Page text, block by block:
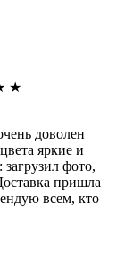
★
доволен
яркие и
фото,
пришла
всем, кто